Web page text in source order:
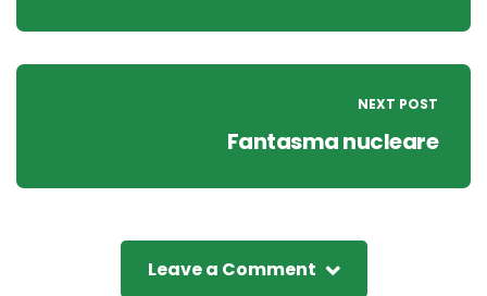
NEXT POST
Fantasma nucleare
Leave a Comment